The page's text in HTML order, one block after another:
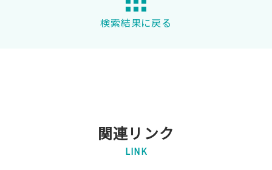
検索結果に戻る
関連リンク
LINK